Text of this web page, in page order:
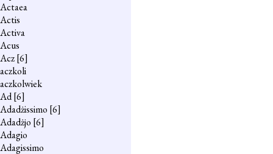
Actaea
Actis
Activa
Acus
Acz[6]
aczkoli
aczkolwiek
Ad[6]
Adadżissimo [6]
Adadżjo [6]
Adagio
Adagissimo